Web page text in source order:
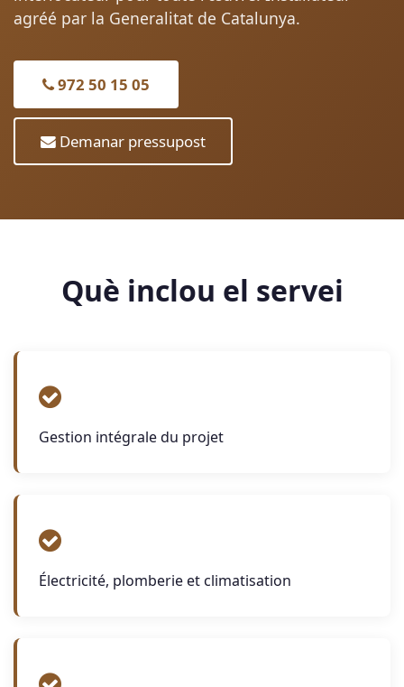
agréé par la Generalitat de Catalunya.
972 50 15 05
Demanar pressupost
Què inclou el servei
Gestion intégrale du projet
Électricité, plomberie et climatisation